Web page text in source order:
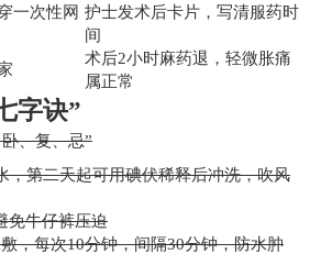
一次性网 护士发术后卡片，写清服药时
间
术后2小时麻药退，轻微胀痛
属正常
字诀”
、复、忌”
，第二天起可用碘伏稀释后冲洗，吹风
免牛仔裤压迫
，每次10分钟，间隔30分钟，防水肿